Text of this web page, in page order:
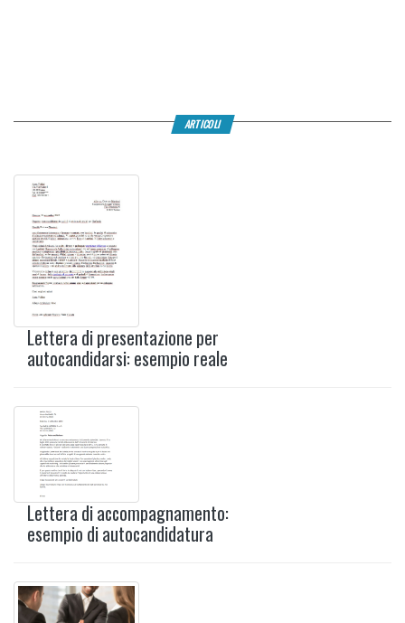
ARTICOLI
Lettera di presentazione per
autocandidarsi: esempio reale
Lettera di accompagnamento:
esempio di autocandidatura